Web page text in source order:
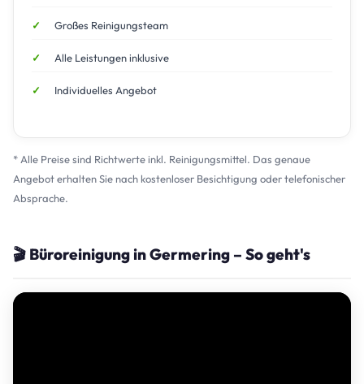
Großes Reinigungsteam
Alle Leistungen inklusive
Individuelles Angebot
* Alle Preise sind Richtwerte inkl. Reinigungsmittel. Das genaue
Angebot erhalten Sie nach kostenloser Besichtigung oder telefonischer
Absprache.
🎬 Büroreinigung in Germering – So geht's